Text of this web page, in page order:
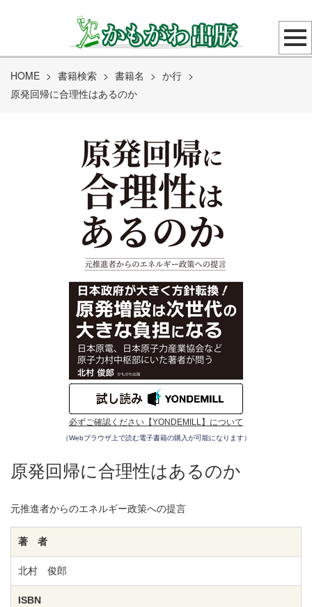
HOME > 書籍検索 > 書籍名 > か行 >
原発回帰に合理性はあるのか
必ずご確認ください【YONDEMILL】について
（Webブラウザ上で読む電子書籍の購入が可能になります）
原発回帰に合理性はあるのか
元推進者からのエネルギー政策への提言
著 者
北村 俊郎
ISBN